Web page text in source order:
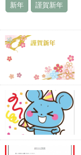
新年 謹賀新年